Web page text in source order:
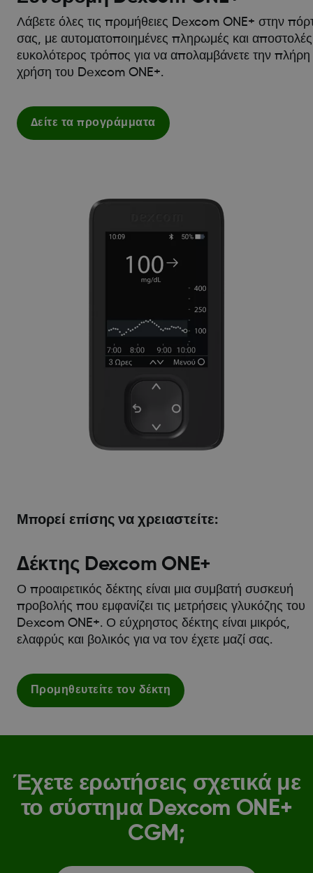
Λάβετε όλες τις προμήθειες Dexcom ONE+ στην
σας, με αυτοματοποιημένες πληρωμές και
ευκολότερος τρόπος για να απολαμβάνετε την πλήρη
χρήση του Dexcom ONE+.
Δείτε τα προγράμματα
Μπορεί επίσης να χρειαστείτε:
Δέκτης Dexcom ONE+
Ο προαιρετικός δέκτης είναι μια συμβατή συσκευή
προβολής που εμφανίζει τις μετρήσεις γλυκόζης του
Dexcom ONE+. Ο εύχρηστος δέκτης είναι μικρός,
ελαφρύς και βολικός για να τον έχετε μαζί σας.
​​​Προμηθευτείτε τον δέκτη
Έχετε ερωτήσεις σχετικά με
το σύστημα Dexcom ONE+
CGM;